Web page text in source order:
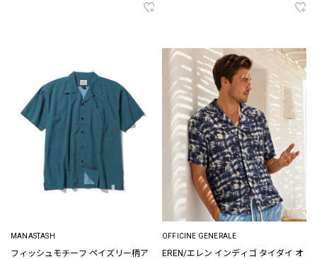
MANASTASH
フィッシュモチーフ ペイズリー柄ア
OFFICINE GENERALE
EREN/エレン インディゴ タイダイ オ